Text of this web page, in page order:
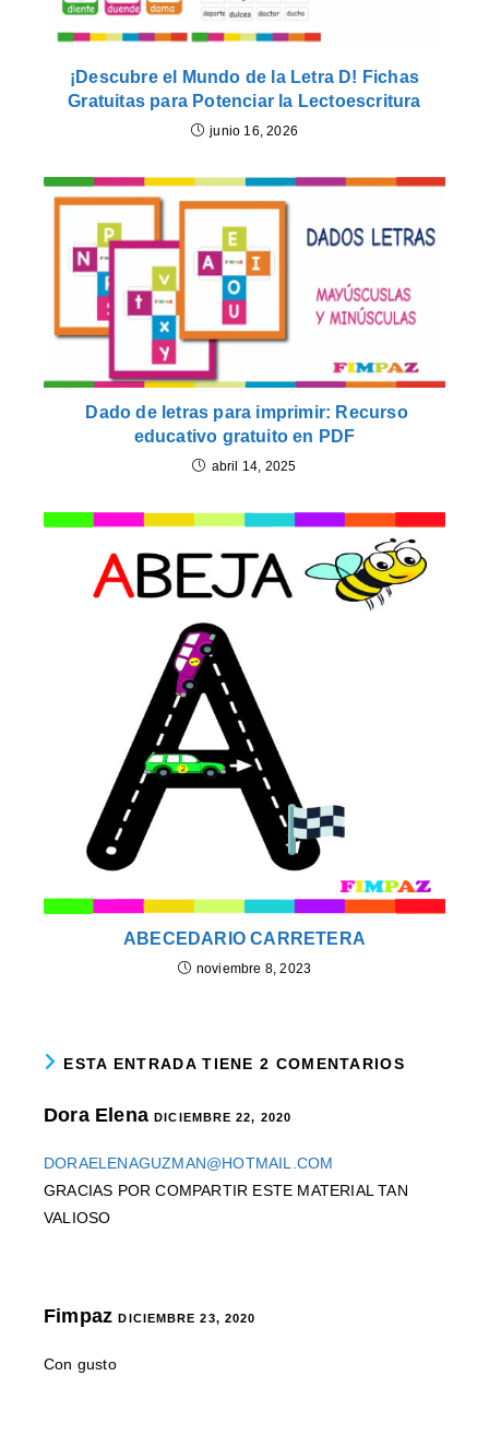
¡Descubre el Mundo de la Letra D! Fichas
Gratuitas para Potenciar la Lectoescritura
junio 16, 2026
Dado de letras para imprimir: Recurso
educativo gratuito en PDF
abril 14, 2025
ABECEDARIO CARRETERA
noviembre 8, 2023
ESTA ENTRADA TIENE 2 COMENTARIOS
Dora ElenaDICIEMBRE 22, 2020
DORAELENAGUZMAN@HOTMAIL.COM
GRACIAS POR COMPARTIR ESTE MATERIAL TAN
VALIOSO
FimpazDICIEMBRE 23, 2020
Con gusto